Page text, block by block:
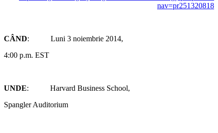
nav=pr251320818
CÂND:
Luni 3 noiembrie 2014,
4:00 p.m. EST
UNDE: Harvard Business School,
Spangler Auditorium